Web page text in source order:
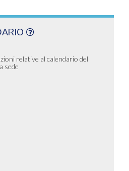
relative al calendario del
sede